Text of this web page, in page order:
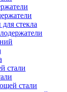
стекла
стали
стали